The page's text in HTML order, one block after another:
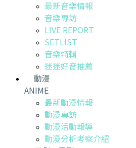
最新音樂情報
音樂專訪
LIVE REPORT
SETLIST
音樂特輯
迷迷好音推薦
動漫
ANIME
最新動漫情報
動漫專訪
動漫活動報導
動漫分析考察介紹